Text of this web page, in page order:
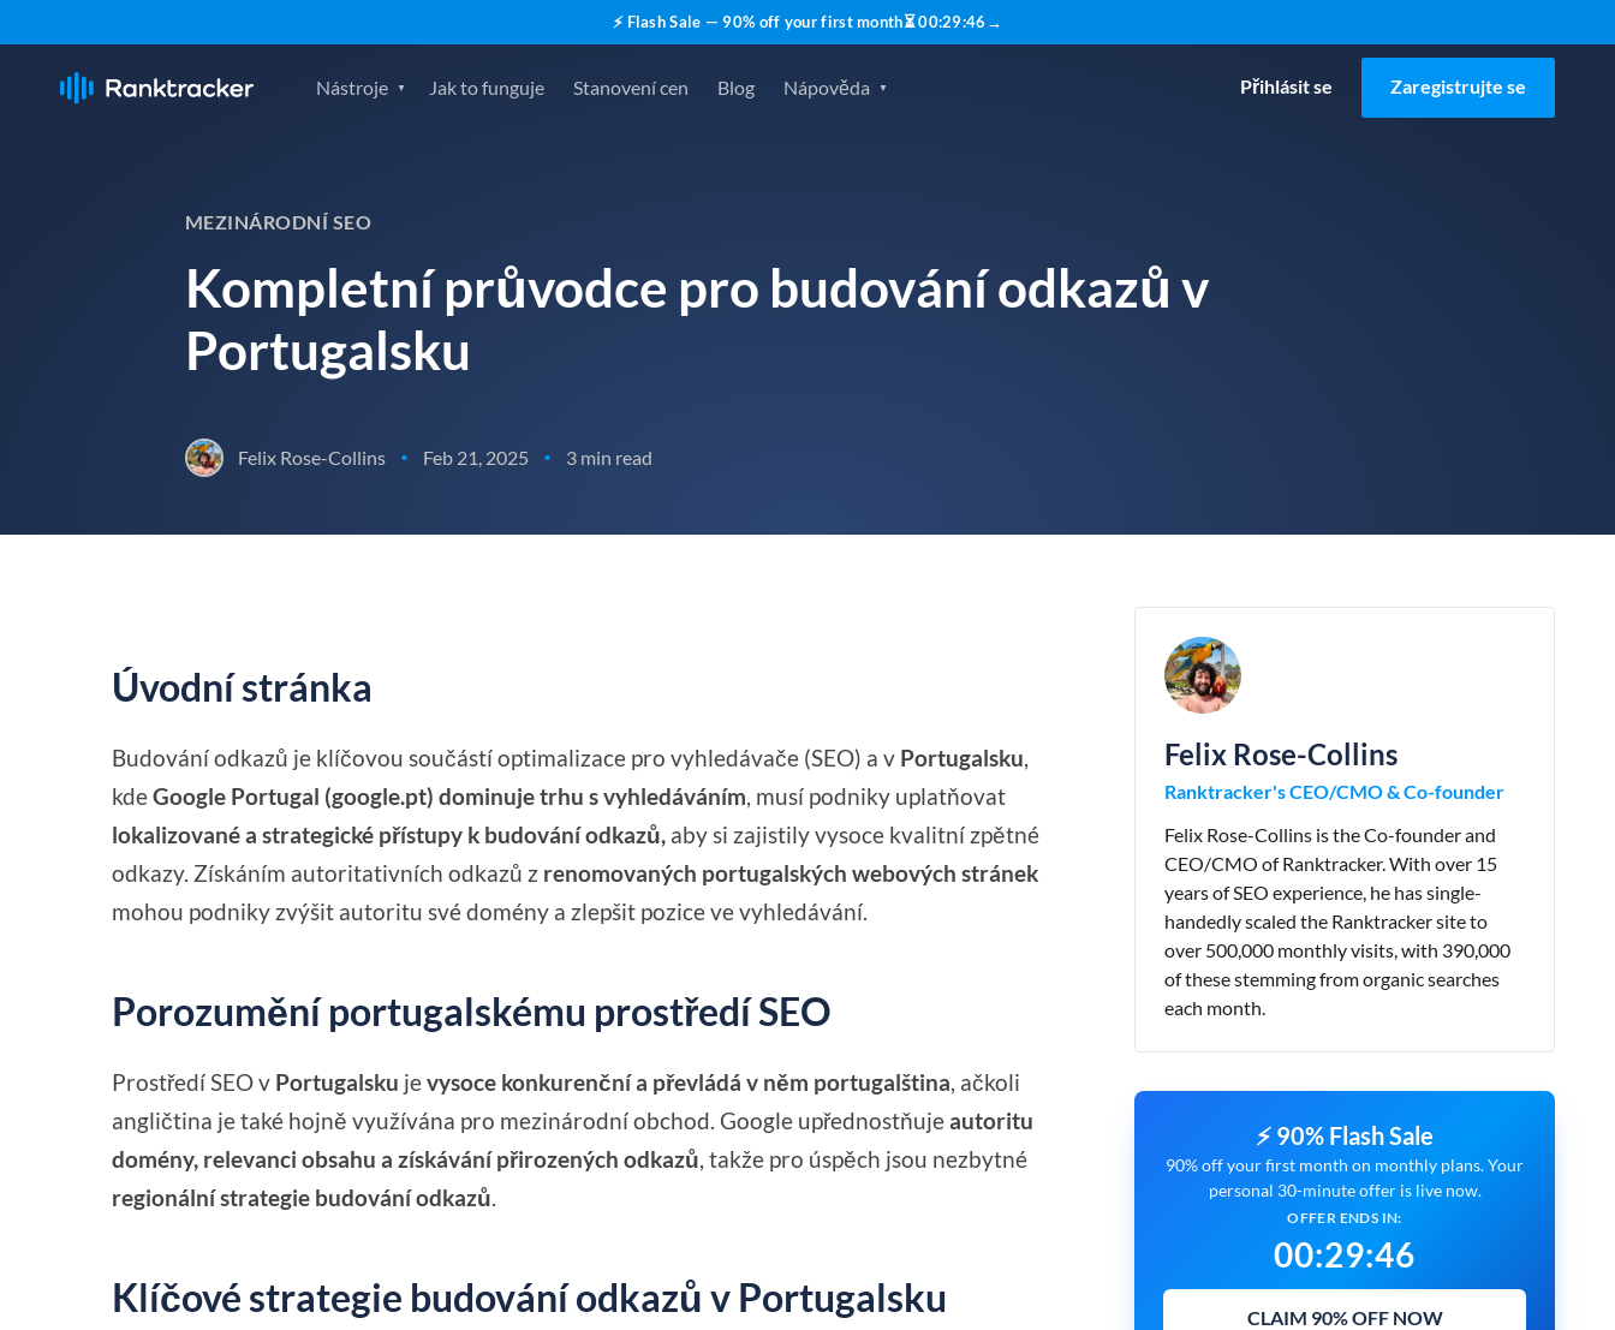
⚡ Flash Sale — 90% off your first month⏳00:29:45 →
Nástroje Jak to funguje Stanovení cen Blog Nápověda Přihlásit se Zaregistrujte se
MEZINÁRODNÍ SEO
Kompletní průvodce pro budování odkazů v
Portugalsku
Felix Rose-Collins • Feb 21, 2025 • 3 min read
Úvodní stránka
Budování odkazů je klíčovou součástí optimalizace pro vyhledávače (SEO) a v Portugalsku,
kdeGoogle Portugal (google.pt) dominuje trhu s vyhledáváním, musí podniky uplatňovat
lokalizované a strategické přístupy k budování odkazů, aby si zajistily vysoce kvalitní zpětné
odkazy. Získáním autoritativních odkazů z renomovaných portugalských webových stránek
mohou podniky zvýšit autoritu své domény a zlepšit pozice ve vyhledávání.
Porozumění portugalskému prostředí SEO
Prostředí SEO v Portugalsku jevysoce konkurenční a převládá v něm portugalština, ačkoli
angličtina je také hojně využívána pro mezinárodní obchod. Google upřednostňujeautoritu
domény, relevanci obsahu a získávání přirozených odkazů, takže pro úspěch jsou nezbytné
regionální strategie budování odkazů.
Klíčové strategie budování odkazů v Portugalsku
Felix Rose-Collins
Ranktracker's CEO/CMO & Co-founder
Felix Rose-Collins is the Co-founder and
CEO/CMO of Ranktracker. With over 15
years of SEO experience, he has single-
handedly scaled the Ranktracker site to
over 500,000 monthly visits, with 390,000
of these stemming from organic searches
each month.
⚡ 90% Flash Sale
90% off your first month on monthly plans. Your
personal 30-minute offer is live now.
OFFER ENDS IN:
00:29:45
CLAIM 90% OFF NOW